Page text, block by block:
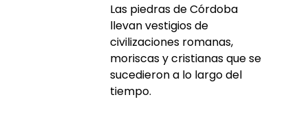
Las piedras de Córdoba
llevan vestigios de
civilizaciones romanas,
moriscas y cristianas que se
sucedieron a lo largo del
tiempo.